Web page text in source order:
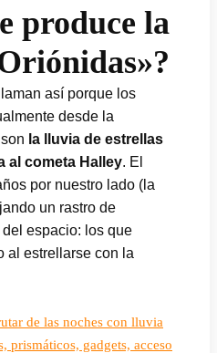
produce la
así porque los
desde la
la lluvia de estrellas
al cometa Halley. El
por nuestro lado (la
un rastro de
espacio: los que
al estrellarse con la
de las noches con lluvia
prismáticos, gadgets, acceso